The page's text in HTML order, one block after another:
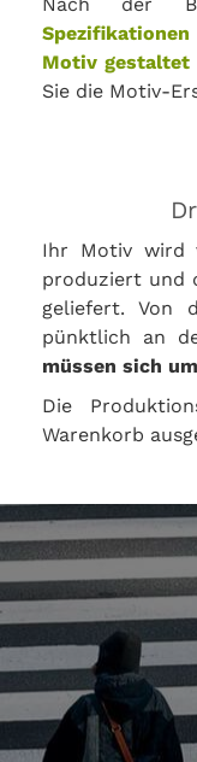
Spezifikationen
Motiv gestaltet
Sie die Motiv-
Ihr Motiv wird
produziert und
geliefert. Von
pünktlich an
müssen sich
Die
Warenkorb